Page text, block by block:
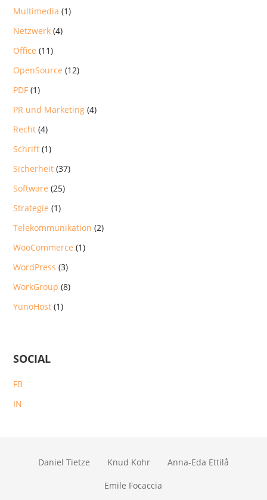
Multimedia (1)
Netzwerk (4)
Office (11)
OpenSource (12)
PDF (1)
PR und Marketing (4)
Recht (4)
Schrift (1)
Sicherheit (37)
Software (25)
Strategie (1)
Telekommunikation (2)
WooCommerce (1)
WordPress (3)
WorkGroup (8)
YunoHost (1)
SOCIAL
FB
IN
Daniel Tietze Knud Kohr Anna-Eda Ettilå
Emile Focaccia